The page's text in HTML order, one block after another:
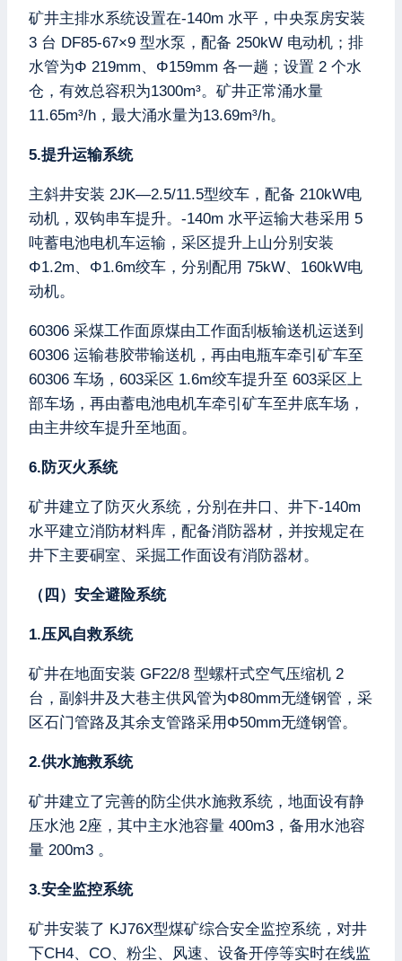
矿井主排水系统设置在-140m 水平，中央泵房安装
3 台 DF85-67×9 型水泵，配备 250kW 电动机；排
水管为Φ 219mm、Φ159mm 各一趟；设置 2 个水
仓，有效总容积为1300m³。矿井正常涌水量
11.65m³/h，最大涌水量为13.69m³/h。
5.提升运输系统
主斜井安装 2JK—2.5/11.5型绞车，配备 210kW电
动机，双钩串车提升。-140m 水平运输大巷采用 5
吨蓄电池电机车运输，采区提升上山分别安装
Φ1.2m、Φ1.6m绞车，分别配用 75kW、160kW电
动机。
60306 采煤工作面原煤由工作面刮板输送机运送到
60306 运输巷胶带输送机，再由电瓶车牵引矿车至
60306 车场，603采区 1.6m绞车提升至 603采区上
部车场，再由蓄电池电机车牵引矿车至井底车场，
由主井绞车提升至地面。
6.防灭火系统
矿井建立了防灭火系统，分别在井口、井下-140m
水平建立消防材料库，配备消防器材，并按规定在
井下主要硐室、采掘工作面设有消防器材。
（四）安全避险系统
1.压风自救系统
矿井在地面安装 GF22/8 型螺杆式空气压缩机 2
台，副斜井及大巷主供风管为Φ80mm无缝钢管，采
区石门管路及其余支管路采用Φ50mm无缝钢管。
2.供水施救系统
矿井建立了完善的防尘供水施救系统，地面设有静
压水池 2座，其中主水池容量 400m3，备用水池容
量 200m3 。
3.安全监控系统
矿井安装了 KJ76X型煤矿综合安全监控系统，对井
下CH4、CO、粉尘、风速、设备开停等实时在线监